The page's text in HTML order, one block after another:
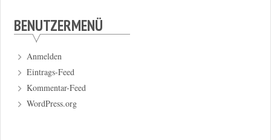
BENUTZERMENÜ
Anmelden
Eintrags-Feed
Kommentar-Feed
WordPress.org